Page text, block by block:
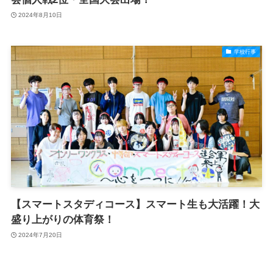
2024年8月10日
学校行事
【スマートスタディコース】スマート生も大活躍！大
盛り上がりの体育祭！
2024年7月20日